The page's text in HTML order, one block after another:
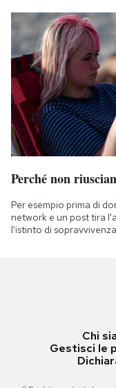
Perché non
Per esempio prima di
network e un post tira
l'istinto di
Chi
Gestisci le